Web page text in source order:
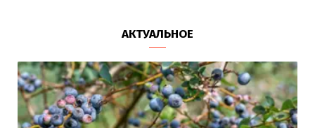
АКТУАЛЬНОЕ